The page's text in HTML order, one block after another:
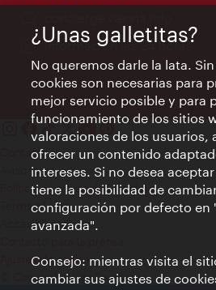
Información las 24 horas
Contacto
Aviso legal
Política de privacidad de datos
Terms of Use
Accesibilidad
Ajustes de cookie
© Copyright WienTourismus
¿Unas galletitas?
No queremos darle la lata.
cookies son necesarias para
mejor servicio posible y para
funcionamiento de los sitios
valoraciones de los usuarios,
ofrecer un contenido
intereses. Si no desea
tiene la posibilidad de
configuración por defecto en
avanzada".
Consejo: mientras visita el
cambiar sus ajustes de